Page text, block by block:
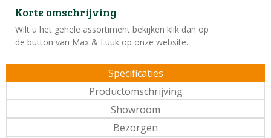
Korte omschrijving
Wilt u het gehele assortiment bekijken klik dan op
de button van Max & Luuk op onze website.
Specificaties
Productomschrijving
Showroom
Bezorgen